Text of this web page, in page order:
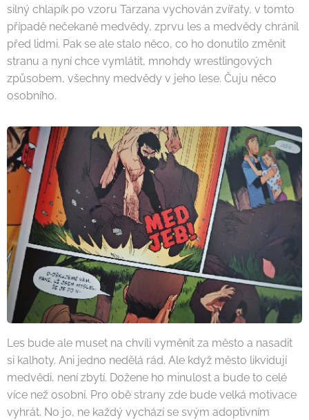
silný chlapík po vzoru Tarzana vychován zvířaty, v tomto
případě nečekaně medvědy, zprvu les a medvědy chránil
před lidmi. Pak se ale stalo něco, co ho donutilo změnit
stranu a nyní chce vymlátit, mnohdy wrestlingových
způsobem, všechny medvědy v jeho lese. Čuju něco
osobního.
Les bude ale muset na chvíli vyměnit za město a nasadit
si kalhoty. Ani jedno nedělá rád. Ale když město likvidují
medvědi, není zbytí. Dožene ho minulost a bude to celé
více než osobní. Pro obě strany zde bude velká motivace
vyhrát. No jo, ne každý vychází se svým adoptivním